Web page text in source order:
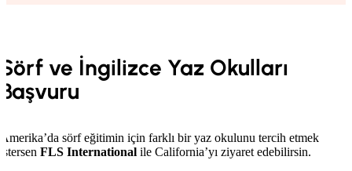
Sörf ve İngilizce Yaz Okulları
Başvuru
Amerika’da sörf eğitimin için farklı bir yaz okulunu tercih etmek
istersen FLS International ile California’yı ziyaret edebilirsin.